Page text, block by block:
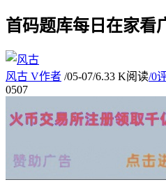
首码题库每日在家看
风古 V作者 /05-07/6.33 K阅读/0
0507